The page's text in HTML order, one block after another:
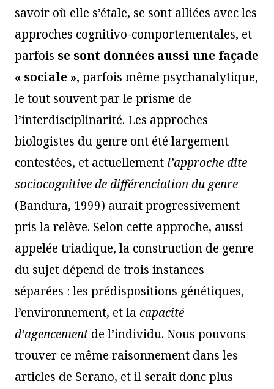
savoir où elle s’étale, se sont alliées avec les
approches cognitivo-comportementales, et
parfois se sont données aussi une façade
« sociale », parfois même psychanalytique,
le tout souvent par le prisme de
l’interdisciplinarité. Les approches
biologistes du genre ont été largement
contestées, et actuellement l’approche dite
sociocognitivede différenciation du genre
(Bandura, 1999) aurait progressivement
pris la relève. Selon cette approche, aussi
appelée triadique, la construction de genre
du sujet dépend de trois instances
séparées : les prédispositions génétiques,
l’environnement, et la capacité
d’agencement de l’individu. Nous pouvons
trouver ce même raisonnement dans les
articles de Serano, et il serait donc plus